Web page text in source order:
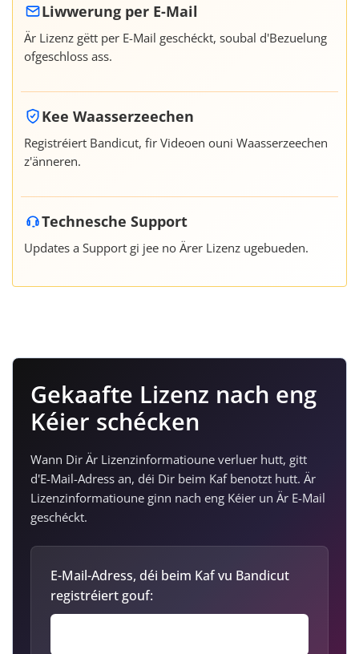
Liwwerung per E-Mail
Är Lizenz gëtt per E-Mail geschéckt, soubal d'Bezuelung
ofgeschloss ass.
Kee Waasserzeechen
Registréiert Bandicut, fir Videoen ouni Waasserzeechen
z'änneren.
Technesche Support
Updates a Support gi jee no Ärer Lizenz ugebueden.
Gekaafte Lizenz nach eng
Kéier schécken
Wann Dir Är Lizenzinformatioune verluer hutt, gitt
d'E-Mail-Adress an, déi Dir beim Kaf benotzt hutt. Är
Lizenzinformatioune ginn nach eng Kéier un Är E-Mail
geschéckt.
E-Mail-Adress, déi beim Kaf vu Bandicut
registréiert gouf: